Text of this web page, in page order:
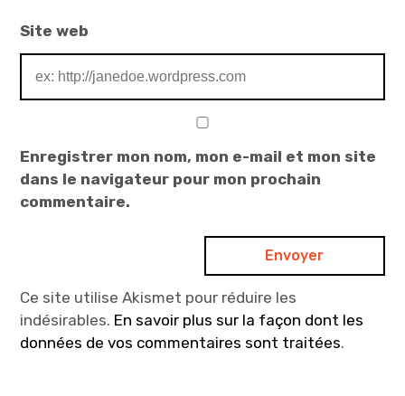
Site web
Enregistrer mon nom, mon e-mail et mon site
dans le navigateur pour mon prochain
commentaire.
Ce site utilise Akismet pour réduire les
indésirables. En savoir plus sur la façon dont les
données de vos commentaires sont traitées.